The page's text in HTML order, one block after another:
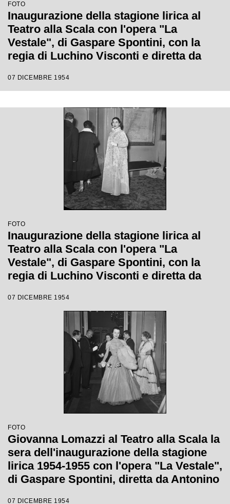
FOTO
Inaugurazione della stagione lirica al
Teatro alla Scala con l'opera "La
Vestale", di Gaspare Spontini, con la
regia di Luchino Visconti e diretta da
07 DICEMBRE 1954
FOTO
Inaugurazione della stagione lirica al
Teatro alla Scala con l'opera "La
Vestale", di Gaspare Spontini, con la
regia di Luchino Visconti e diretta da
07 DICEMBRE 1954
FOTO
Giovanna Lomazzi al Teatro alla Scala la
sera dell'inaugurazione della stagione
lirica 1954-1955 con l'opera "La Vestale",
di Gaspare Spontini, diretta da Antonino
07 DICEMBRE 1954